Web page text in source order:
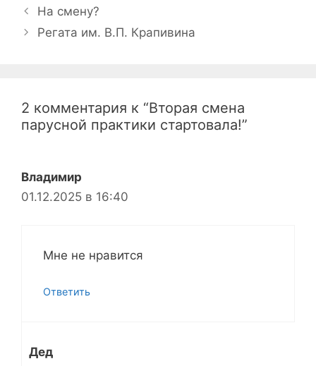
Навигация
записи
На смену?
Регата им. В.П. Крапивина
2 комментария к “Вторая смена
парусной практики стартовала!”
Владимир
01.12.2025 в 16:40
Мне не нравится
Ответить
Дед